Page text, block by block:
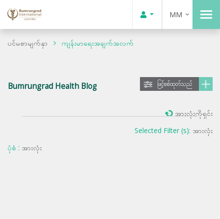
MM
ပင်မစာမျက်နှာ ကျန်းမာရေးအချက်အလက်
Bumrungrad Health Blog ဖြင့်စစ်ထုတ်သည်
Selected Filter (s): အားလုံး
ပုံစံ : အားလုံး
အားလုံးကိုရှင်း